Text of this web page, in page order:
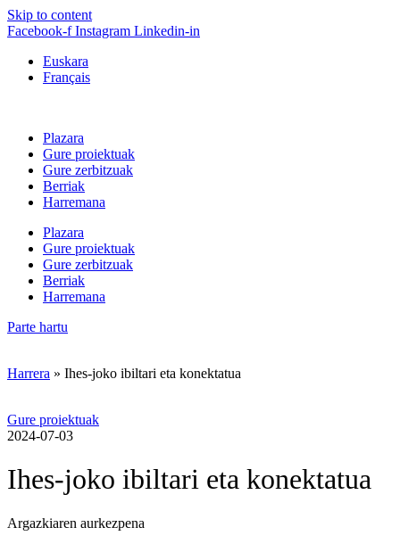
Skip to content
Facebook-f Instagram Linkedin-in
Euskara
Français
Plazara
Gure proiektuak
Gure zerbitzuak
Berriak
Harremana
Plazara
Gure proiektuak
Gure zerbitzuak
Berriak
Harremana
Parte hartu
Harrera » Ihes-joko ibiltari eta konektatua
Gure proiektuak
2024-07-03
Ihes-joko ibiltari eta konektatua
Argazkiaren aurkezpena